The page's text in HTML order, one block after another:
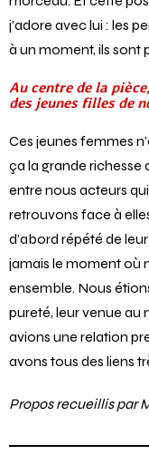
j’adore avec lui : les
à un moment, ils sont
Au centre de la
des jeunes filles de
Ces jeunes femmes
ça la grande richesse
entre nous acteurs
retrouvons face à
d’abord répété de
jamais le moment où
ensemble. Nous
pureté, leur venue au
avions une relation
avons tous des liens
Propos recueillis par